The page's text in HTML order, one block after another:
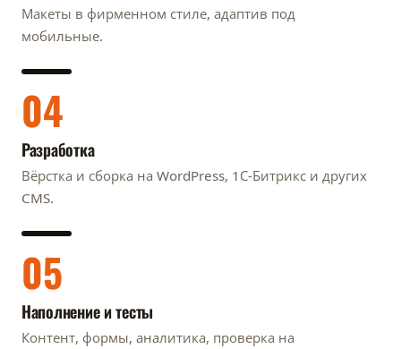
Макеты в фирменном стиле, адаптив под
мобильные.
04
Разработка
Вёрстка и сборка на WordPress, 1С-Битрикс и других
CMS.
05
Наполнение и тесты
Контент, формы, аналитика, проверка на